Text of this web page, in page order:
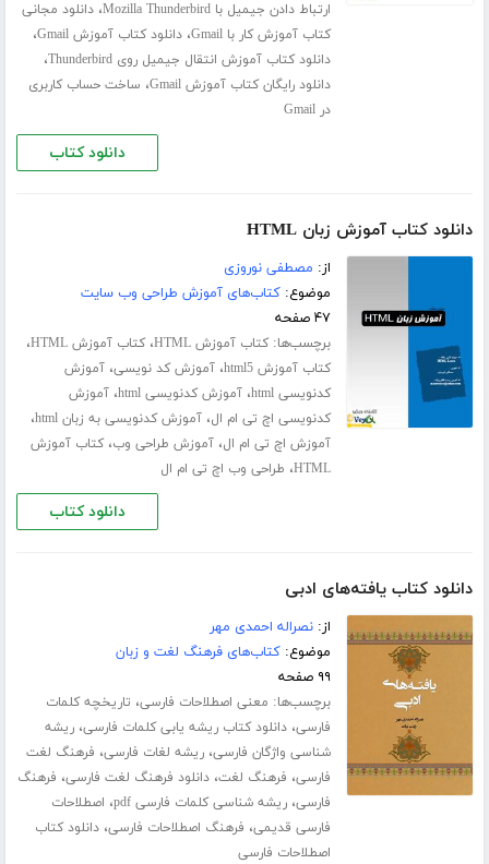
ارتباط دادن جیمیل با Mozilla Thunderbird ،دانلود مجانی
کتاب آموزش کار با Gmail
،دانلود کتاب آموزش Gmail ،
دانلود کتاب آموزش انتقال جیمیل روی Thunderbird ،
دانلود رایگان کتاب آموزش Gmail ، ساخت حساب کاربری
در Gmail
دانلود کتاب
دانلود کتاب آموزش زبان HTML
از: مصطفی نوروزی
موضوع:کتاب‌های آموزش طراحی وب سایت
۴۷ صفحه
برچسب‌ها:کتاب آموزش HTML ،کتاب آموزش HTML ،
کتاب آموزش html5 ،آموزش کد نویسی،آموزش
کدنویسی html
،آموزش کدنویسی html ،آموزش
کدنویسی اچ تی ام ال،آموزش کدنویسی به زبان html ،
آموزش اچ تی ام ال،آموزش طراحی وب،کتاب آموزش
HTML، طراحی وب اچ تی ام ال
دانلود کتاب
دانلود کتاب یافته‌های ادبی
از:نصراله احمدی مهر
موضوع:کتاب‌های فرهنگ لغت و زبان
۹۹ صفحه
برچسب‌ها: معنی اصطلاحات فارسی، تاریخچه کلمات
فارسی،دانلود کتاب ریشه یابی کلمات فارسی،ریشه
شناسی واژگان فارسی،ریشه لغات فارسی، فرهنگ لغت
فارسی، فرهنگ لغت،دانلود فرهنگ لغت فارسی، فرهنگ
فارسی،ریشه شناسی کلمات فارسی pdf ، اصطلاحات
فارسی قدیمی، فرهنگ اصطلاحات فارسی،دانلود کتاب
اصطلاحات فارسی